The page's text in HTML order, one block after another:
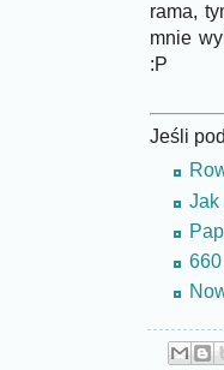
rama,
mnie
:P
Jeśli
Jak